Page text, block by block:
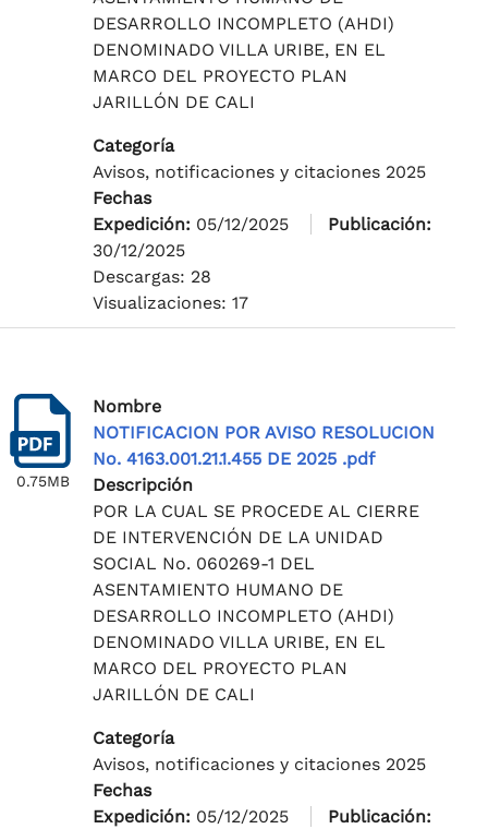
DESARROLLO INCOMPLETO (AHDI)
DENOMINADO VILLA URIBE, EN EL
MARCO DEL PROYECTO PLAN
JARILLÓN DE CALI
Categoría
Avisos, notificaciones y citaciones 2025
Fechas
Expedición: 05/12/2025
Publicación:
30/12/2025
Descargas: 28
Visualizaciones: 17
0.75MB
Nombre
NOTIFICACION POR AVISO RESOLUCION
No. 4163.001.21.1.455 DE 2025 .pdf
Descripción
POR LA CUAL SE PROCEDE AL CIERRE
DE INTERVENCIÓN DE LA UNIDAD
SOCIAL No. 060269-1 DEL
ASENTAMIENTO HUMANO DE
DESARROLLO INCOMPLETO (AHDI)
DENOMINADO VILLA URIBE, EN EL
MARCO DEL PROYECTO PLAN
JARILLÓN DE CALI
Categoría
Avisos, notificaciones y citaciones 2025
Fechas
Expedición: 05/12/2025
Publicación: